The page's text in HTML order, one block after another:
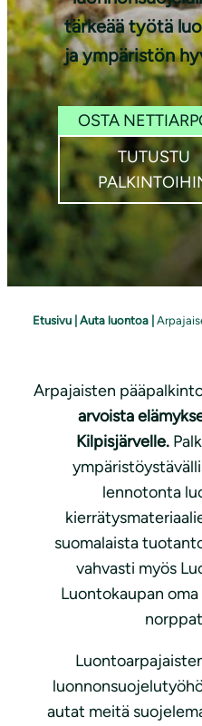
tärkeää työtä
ja ympäristön
OSTA
TUTUSTU
Etusivu Auta luontoa
Arpajaisten
arvoista
Kilpisjärvelle.
lennotonta
suomalaista
vahvasti myös
Luontokaupan
autat meitä